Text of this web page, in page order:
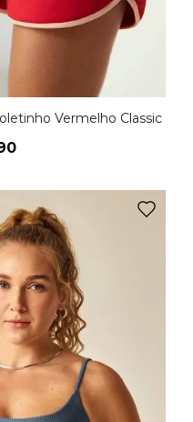
M G
À SACOLA
Vermelho Classic